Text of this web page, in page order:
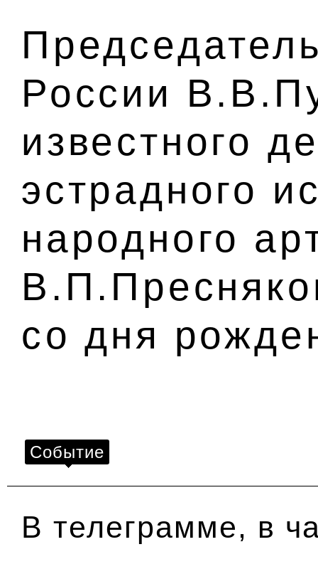
России
известного
эстрадного
народного
со дня
Событие
В телеграмме, в